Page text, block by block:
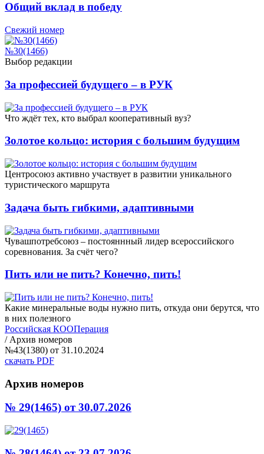
Общий вклад в победу
Свежий номер
№30(1466)
Выбор редакции
За профессией будущего – в РУК
Что ждёт тех, кто выбрал кооперативный вуз?
Золотое кольцо: история с большим будущим
Центросоюз активно участвует в развитии уникального
туристического маршрута
Задача быть гибкими, адаптивными
Чувашпотребсоюз – постояннный лидер всероссийского
соревнования. За счёт чего?
Пить или не пить? Конечно, пить!
Какие минеральные воды нужно пить, откуда они берутся, что
в них полезного
Российская КООПерация
/ Архив номеров
№43(1380) от 31.10.2024
скачать PDF
Архив номеров
№ 29(1465) от 30.07.2026